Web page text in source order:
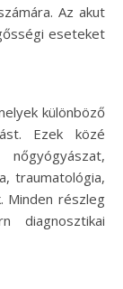
Az akut
eseteket
különböző
Ezek közé
traumatológia,
Minden részleg
diagnosztikai